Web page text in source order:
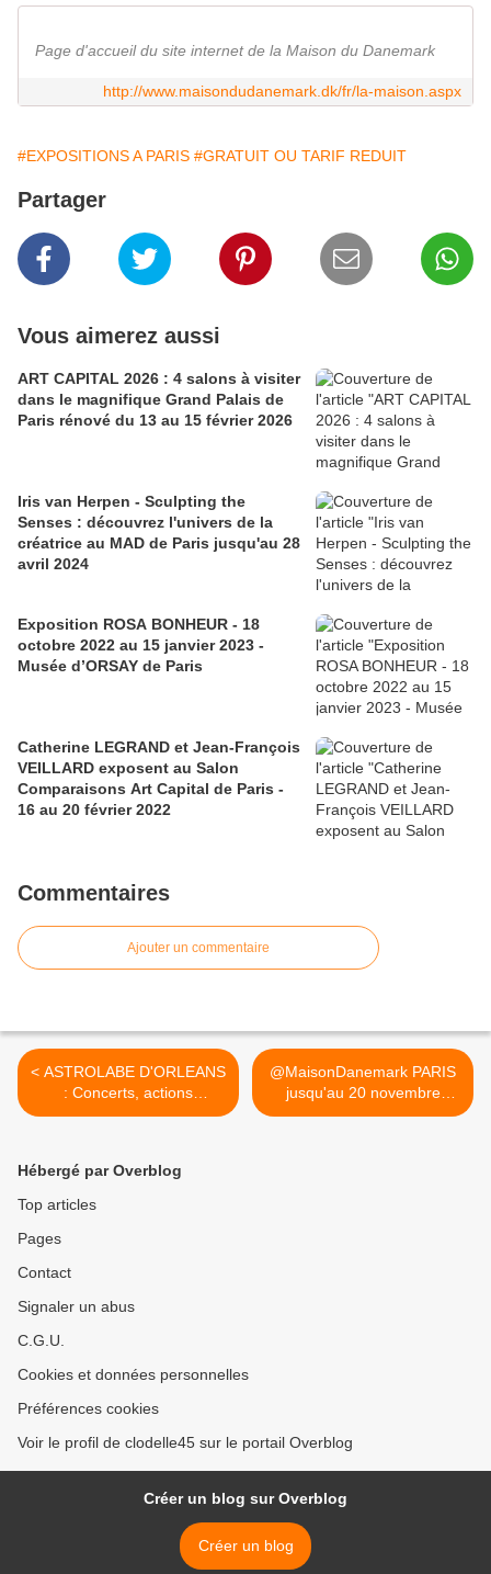
Page d'accueil du site internet de la Maison du Danemark
http://www.maisondudanemark.dk/fr/la-maison.aspx
#EXPOSITIONS A PARIS #GRATUIT OU TARIF REDUIT
Partager
Vous aimerez aussi
ART CAPITAL 2026 : 4 salons à visiter
dans le magnifique Grand Palais de
Paris rénové du 13 au 15 février 2026
Iris van Herpen - Sculpting the
Senses : découvrez l'univers de la
créatrice au MAD de Paris jusqu'au 28
avril 2024
Exposition ROSA BONHEUR - 18
octobre 2022 au 15 janvier 2023 -
Musée d’ORSAY de Paris
Catherine LEGRAND et Jean-François
VEILLARD exposent au Salon
Comparaisons Art Capital de Paris -
16 au 20 février 2022
Commentaires
Ajouter un commentaire
< ASTROLABE D'ORLEANS
: Concerts, actions
culturelles, partenariats,
2016!
@MaisonDanemark PARIS
jusqu'au 20 novembre
EXPO ... >
Hébergé par Overblog
Top articles
Pages
Contact
Signaler un abus
C.G.U.
Cookies et données personnelles
Préférences cookies
Voir le profil de clodelle45 sur le portail Overblog
Créer un blog sur Overblog
Créer un blog